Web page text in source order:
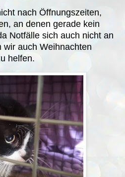
nach Öffnungszeiten,
an denen gerade kein
Notfälle sich auch nicht an
wir auch Weihnachten
helfen.